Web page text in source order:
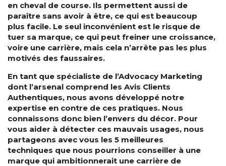
en cheval de course. Ils permettent aussi de
paraître sans avoir à être, ce qui est beaucoup
plus facile. Le seul inconvénient est le risque de
tuer sa marque, ce qui peut freiner une croissance,
voire une carrière, mais cela n’arrête pas les plus
motivés des faussaires.
En tant que spécialiste de l’Advocacy Marketing
dont l’arsenal comprend les Avis Clients
Authentiques, nous avons développé notre
expertise en contre de ces pratiques. Nous
connaissons donc bien l’envers du décor. Pour
vous aider à détecter ces mauvais usages, nous
partageons avec vous les 5 meilleures
techniques que nous pourrions conseiller à une
marque qui ambitionnerait une carrière de